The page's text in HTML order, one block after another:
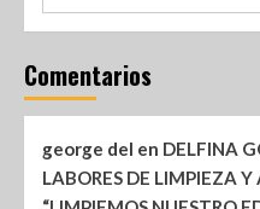
Comentarios
george del en DELFINA
LABORES DE LIMPIEZA